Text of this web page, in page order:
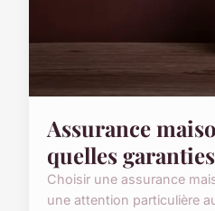
Assurance
quelles
Choisir une assurance
une attention particulière